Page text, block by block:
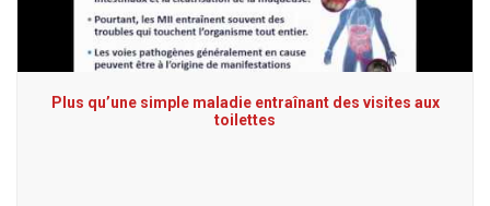
Plus qu’une simple maladie entraînant des visites aux
toilettes